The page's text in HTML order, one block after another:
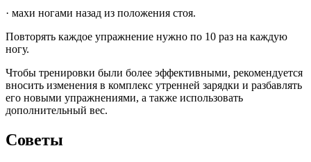
· махи ногами назад из положения стоя.
Повторять каждое упражнение нужно по 10 раз на каждую
ногу.
Чтобы тренировки были более эффективными, рекомендуется
вносить изменения в комплекс утренней зарядки и разбавлять
его новыми упражнениями, а также использовать
дополнительный вес.
Советы